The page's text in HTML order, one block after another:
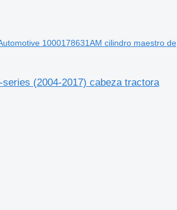
1000178631AM cilindro maestro de
(2004-2017) cabeza tractora